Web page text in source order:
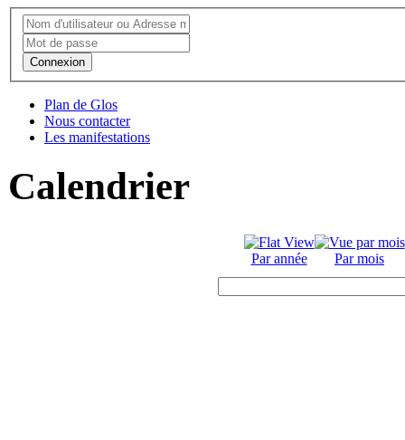
Connexion
Plan de Glos
Nous contacter
Les manifestations
Calendrier
Par année Par mois